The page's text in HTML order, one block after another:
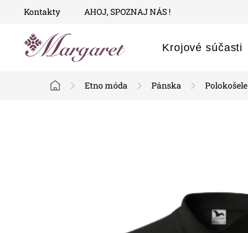
PrejsťKontakty AHOJ, SPOZNAJ NÁS !
Krojové súčasti
Domov
Etno móda Pánska Polokošele